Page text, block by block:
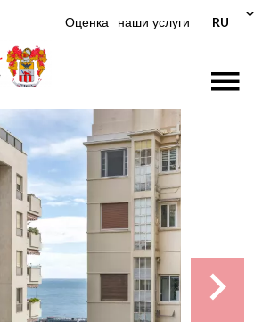
Оценка наши услуги RU